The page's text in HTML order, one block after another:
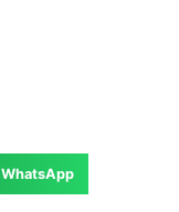
WhatsApp